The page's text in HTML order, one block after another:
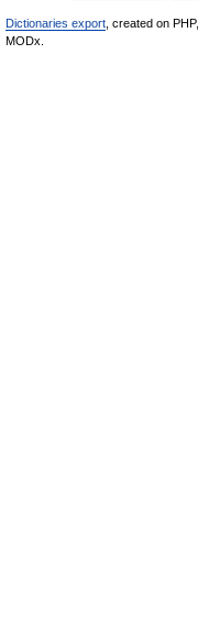
Dictionaries export , created on PHP,
MODx.